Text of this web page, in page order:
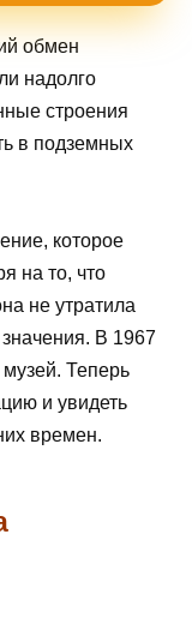
обмен
надолго
строения
в подземных
которое
на то, что
не утратила
значения. В 1967
Теперь
и увидеть
времен.